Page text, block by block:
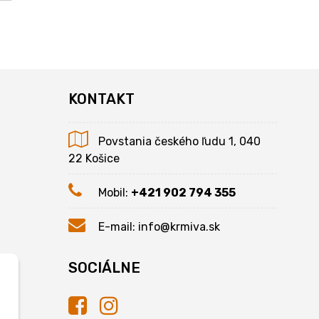
KONTAKT
Povstania českého ľudu 1, 040
22 Košice
Mobil: +421 902 794 355
E-mail: info@krmiva.sk
SOCIÁLNE